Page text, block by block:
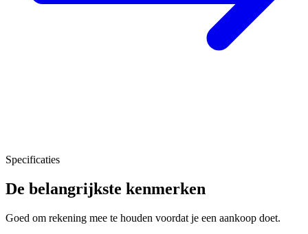
Specificaties
De belangrijkste kenmerken
Goed om rekening mee te houden voordat je een aankoop doet.